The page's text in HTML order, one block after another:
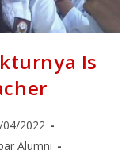
Is
04/2022
Alumni